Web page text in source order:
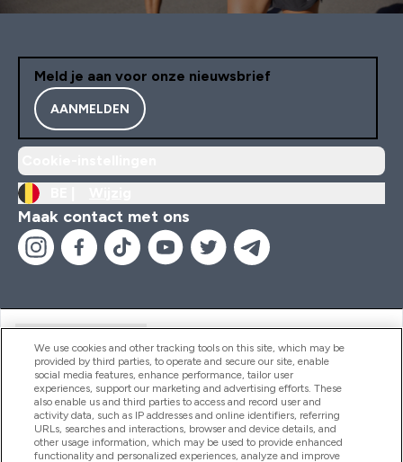
Meld je aan voor onze nieuwsbrief
AANMELDEN
Maak contact met ons
Producten
Company Information
We use cookies and other tracking tools on this site, which may be
provided by third parties, to operate and secure our site, enable
social media features, enhance performance, tailor user
experiences, support our marketing and advertising efforts. These
also enable us and third parties to access and record user and
activity data, such as IP addresses and online identifiers, referring
URLs, searches and interactions, browser and device details, and
other usage information, which may be used to provide enhanced
functionality and personalized experiences, analyze and improve